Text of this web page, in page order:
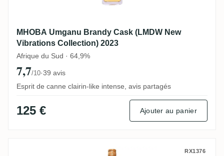
MHOBA Umganu Brandy Cask (LMDW New
Vibrations Collection) 2023
Afrique du Sud · 64,9%
7,7/10·39 avis
Esprit de canne clairin-like intense, avis partagés
125 € Ajouter au panier
Don Q 151 Overproof RX1376